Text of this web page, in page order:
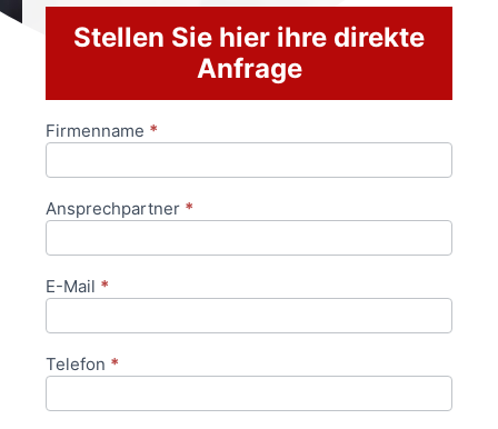
Stellen Sie hier ihre direkte
Anfrage
Anfrageformular
Firmenname *
Ansprechpartner *
E-Mail *
Telefon *